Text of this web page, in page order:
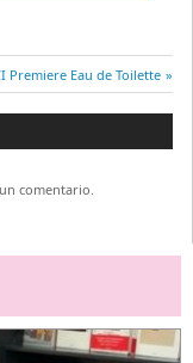
Premiere Eau de Toilette
comentario.